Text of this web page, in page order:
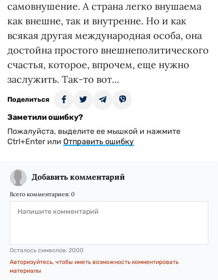
самовнушение. А страна легко внушаема
как внешне, так и внутренне. Но и как
всякая другая международная особа, она
достойна простого внешнеполитического
счастья, которое, впрочем, еще нужно
заслужить. Так-то вот...
Поделиться
Заметили ошибку?
Пожалуйста, выделите ее мышкой и нажмите
Ctrl+Enter или Отправить ошибку
Добавить комментарий
Всего комментариев: 0
Осталось символов: 2000
Авторизуйтесь, чтобы иметь возможность комментировать
материалы